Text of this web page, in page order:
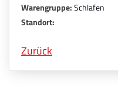
Warengruppe:Schlafen
Standort:
Zurück